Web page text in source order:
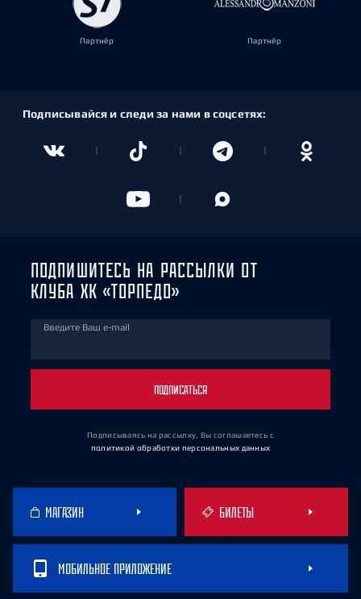
Партнёр Партнёр
Подписывайся и следи за нами в соцсетях:
ПОДПИШИТЕСЬ НА РАССЫЛКИ ОТ
КЛУБА ХК «ТОРПЕДО»
Введите Ваш e-mail
ПОДПИСАТЬСЯ
Подписываясь на рассылку, Вы соглашаетесь с
политикой обработки персональных данных
МАГАЗИН БИЛЕТЫ
МОБИЛЬНОЕ ПРИЛОЖЕНИЕ